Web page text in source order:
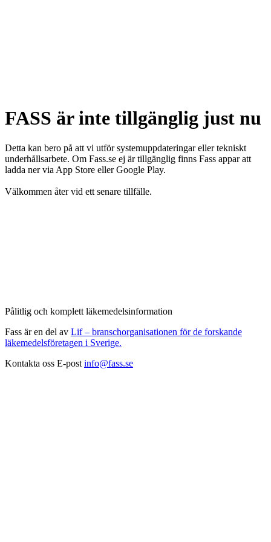
FASS är inte tillgänglig just nu
Detta kan bero på att vi utför systemuppdateringar eller tekniskt
underhållsarbete. Om Fass.se ej är tillgänglig finns Fass appar att
ladda ner via App Store eller Google Play.
Välkommen åter vid ett senare tillfälle.
Pålitlig och komplett läkemedelsinformation
Fass är en del av Lif – branschorganisationen för de forskande
läkemedelsföretagen i Sverige.
Kontakta oss E-post info@fass.se